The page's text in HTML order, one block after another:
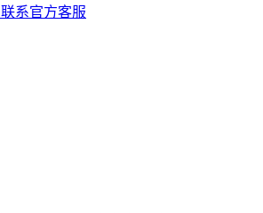
联系官方客服